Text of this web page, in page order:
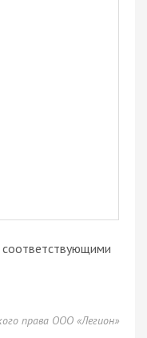
права ООО «Легион»